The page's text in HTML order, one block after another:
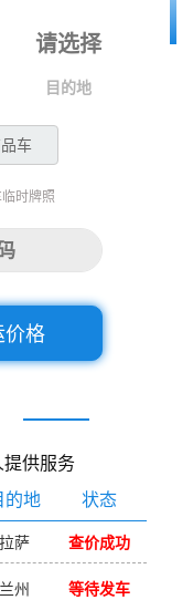
目的地
车
时牌照
价格
提供服务
的地 状态
拉萨 查价成功
兰州 等待发车